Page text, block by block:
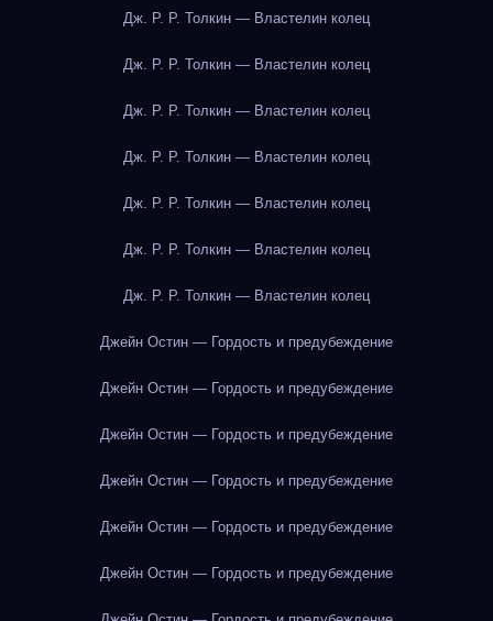
Дж. Р. Р. Толкин — Властелин колец
Дж. Р. Р. Толкин — Властелин колец
Дж. Р. Р. Толкин — Властелин колец
Дж. Р. Р. Толкин — Властелин колец
Дж. Р. Р. Толкин — Властелин колец
Дж. Р. Р. Толкин — Властелин колец
Дж. Р. Р. Толкин — Властелин колец
Джейн Остин — Гордость и предубеждение
Джейн Остин — Гордость и предубеждение
Джейн Остин — Гордость и предубеждение
Джейн Остин — Гордость и предубеждение
Джейн Остин — Гордость и предубеждение
Джейн Остин — Гордость и предубеждение